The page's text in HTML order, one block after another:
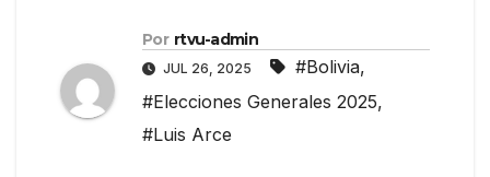
Por rtvu-admin
JUL 26, 2025 #Bolivia,
#Elecciones Generales 2025,
#Luis Arce